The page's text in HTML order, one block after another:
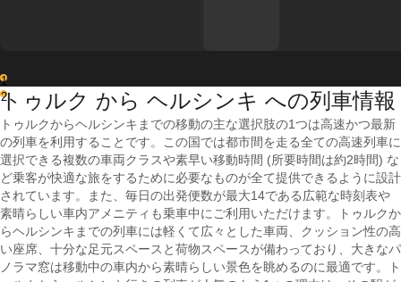
1
2
トゥルク から ヘルシンキ への列車情報
トゥルクからヘルシンキまでの移動の主な選択肢の1つは高速かつ最新
の列車を利用することです。この国では都市間を走る全ての高速列車に
選択できる複数の車両クラスや素早い移動時間 (所要時間は約2時間) な
ど乗客が快適な旅をするために必要なものが全て提供できるように設計
されています。また、毎日の出発便数が最大14である広範な時刻表や
素晴らしい車内アメニティも乗車中にご利用いただけます。トゥルクか
らヘルシンキまでの列車には軽くて広々とした車両、クッション性の高
い座席、十分な足元スペースと荷物スペースが備わっており、大きなパ
ノラマ窓は移動中の車内から素晴らしい景色を眺めるのに最適です。ト